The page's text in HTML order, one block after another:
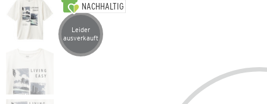
NACHHALTIG
Artikel leider ausverkauft
Leider
ausverkauft